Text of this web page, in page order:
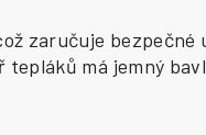
zaručuje
má jemný